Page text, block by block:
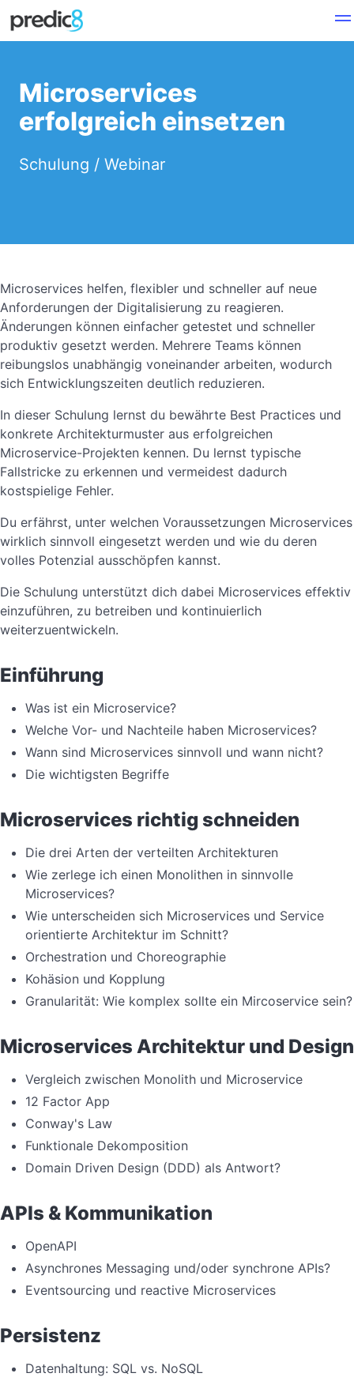
Microservices
erfolgreich einsetzen
Schulung / Webinar
Microservices helfen, flexibler und schneller auf neue
Anforderungen der Digitalisierung zu reagieren.
Änderungen können einfacher getestet und schneller
produktiv gesetzt werden. Mehrere Teams können
reibungslos unabhängig voneinander arbeiten, wodurch
sich Entwicklungszeiten deutlich reduzieren.
In dieser Schulung lernst du bewährte Best Practices und
konkrete Architekturmuster aus erfolgreichen
Microservice-Projekten kennen. Du lernst typische
Fallstricke zu erkennen und vermeidest dadurch
kostspielige Fehler.
Du erfährst, unter welchen Voraussetzungen Microservices
wirklich sinnvoll eingesetzt werden und wie du deren
volles Potenzial ausschöpfen kannst.
Die Schulung unterstützt dich dabei Microservices effektiv
einzuführen, zu betreiben und kontinuierlich
weiterzuentwickeln.
Einführung
Was ist ein Microservice?
Welche Vor- und Nachteile haben Microservices?
Wann sind Microservices sinnvoll und wann nicht?
Die wichtigsten Begriffe
Microservices richtig schneiden
Die drei Arten der verteilten Architekturen
Wie zerlege ich einen Monolithen in sinnvolle
Microservices?
Wie unterscheiden sich Microservices und Service
orientierte Architektur im Schnitt?
Orchestration und Choreographie
Kohäsion und Kopplung
Granularität: Wie komplex sollte ein Mircoservice sein?
Microservices Architektur und Design
Vergleich zwischen Monolith und Microservice
12 Factor App
Conway's Law
Funktionale Dekomposition
Domain Driven Design (DDD) als Antwort?
APIs & Kommunikation
OpenAPI
Asynchrones Messaging und/oder synchrone APIs?
Eventsourcing und reactive Microservices
Persistenz
Datenhaltung: SQL vs. NoSQL